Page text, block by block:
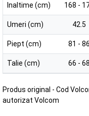
Inaltime (cm) 168 -
Umeri (cm) 42.5
Piept (cm) 81 - 86
Talie (cm) 66 - 68
Produs original - Cod
autorizat Volcom